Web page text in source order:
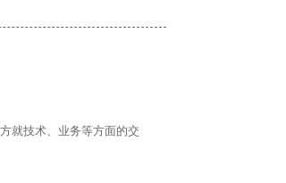
就技术、业务等方面的交